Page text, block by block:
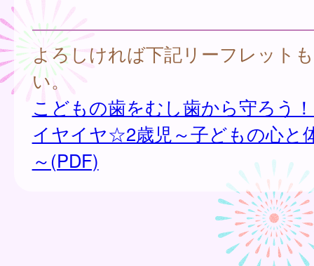
よろしければ下記リーフレット
い。
こどもの歯をむし歯から守ろう
イヤイヤ☆2歳児～子どもの心と
～(PDF)